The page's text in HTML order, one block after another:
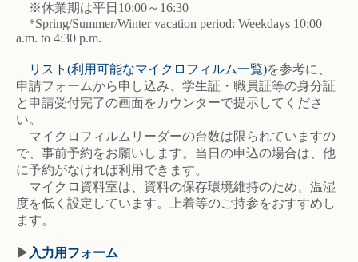
※休業期は平日10:00～16:30
*Spring/Summer/Winter vacation period: Weekdays 10:00
a.m. to 4:30 p.m.
リスト(利用可能なマイクロフィルム一覧)を参考に、
申請フォームから申し込み、学生証・職員証等の身分証
と申請受付完了の画面をカウンターで提示してくださ
い。
マイクロフィルムリーダーの台数は限られていますの
で、事前予約をお願いします。当日の申込の場合は、他
に予約がなければ利用できます。
マイクロ資料室は、資料の保存環境維持のため、温湿
度を低く設定しています。上着等のご持参をおすすめし
ます。
▶ 入力用フォーム